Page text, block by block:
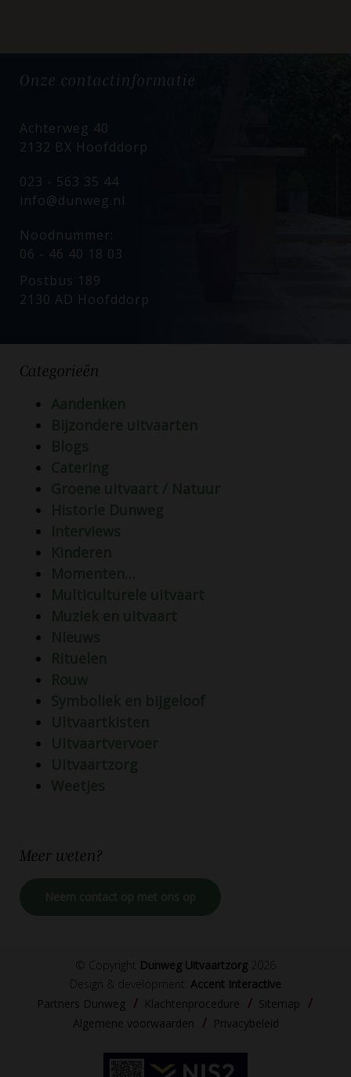
Onze contactinformatie
Achterweg 40
2132 BX Hoofddorp
023 - 563 35 44
info@dunweg.nl
Noodnummer:
06 - 46 40 18 03
Postbus 189
2130 AD Hoofddorp
Categorieën
Meer weten?
© Copyright Dunweg Uitvaartzorg 2026
Design & development: Accent Interactive
Partners Dunweg
Klachtenprocedure
Sitemap
Algemene voorwaarden
Privacybeleid